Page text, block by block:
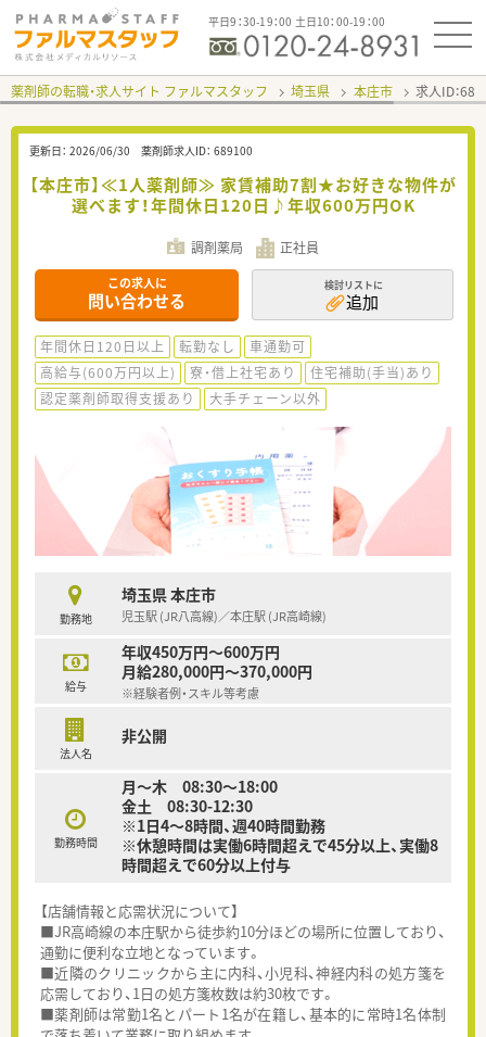
平日9：30-19：00 土日10：00-19：00
薬剤師の転職・求人サイト ファルマスタッフ 埼玉県 本庄市 求人ID：
更新日： 2026/06/30 薬剤師求人ID： 689100
【本庄市】≪1人薬剤師≫ 家賃補助7割★お好きな物件が
選べます！年間休日120日♪年収600万円OK
調剤薬局 正社員
この求人に
問い合わせる
検討リストに
追加
年間休日120日以上 転勤なし
車通勤可
高給与(600万円以上)
寮・借上社宅あり
住宅補助(手当)あり
認定薬剤師取得支援あり
大手チェーン以外
勤務地
埼玉県 本庄市
児玉駅 (JR八高線)／本庄駅 (JR高崎線)
給与
年収450万円～600万円
月給280,000円～370,000円
※経験者例・スキル等考慮
法人名
非公開
勤務時間
月～木 08:30～18:00
金土 08:30-12:30
※1日4～8時間、週40時間勤務
※休憩時間は実働6時間超えで45分以上、実働8
時間超えで60分以上付与
【店舗情報と応需状況について】
■JR高崎線の本庄駅から徒歩約10分ほどの場所に位置しており、
通勤に便利な立地となっています。
■近隣のクリニックから主に内科、小児科、神経内科の処方箋を
応需しており、1日の処方箋枚数は約30枚です。
■薬剤師は常勤1名とパート1名が在籍し、基本的に常時1名体制